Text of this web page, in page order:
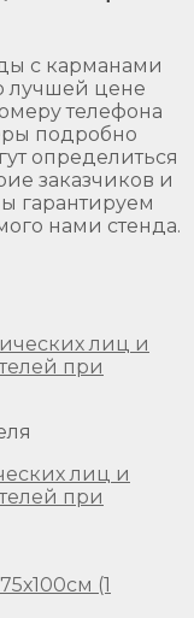
с карманами
лучшей цене
телефона
подробно
определиться
заказчиков и
гарантируем
нами стенда.
лиц и
при